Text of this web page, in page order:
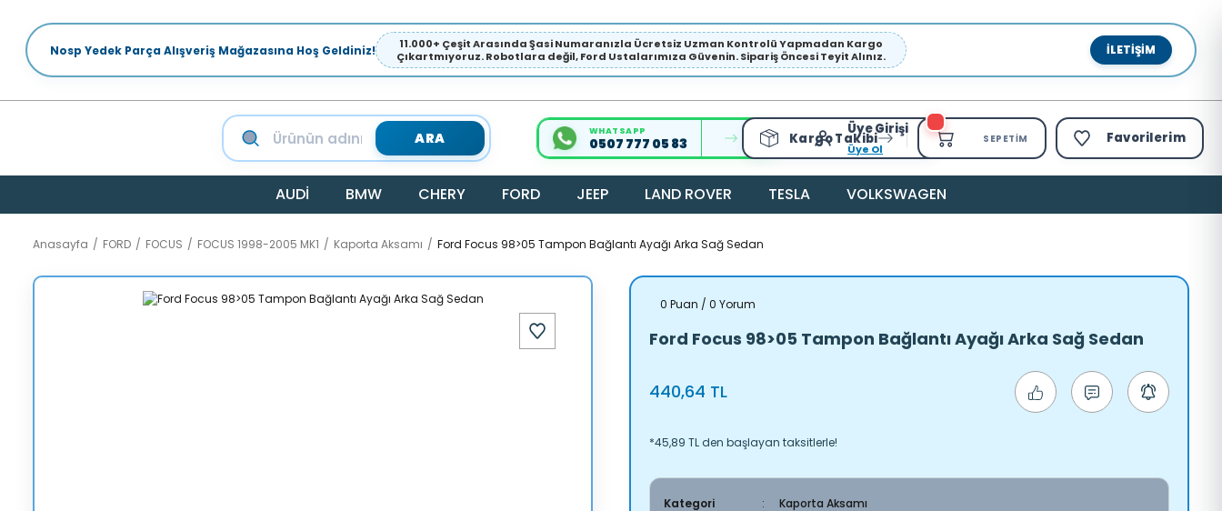
Nosp Yedek Parça Alışveriş Mağazasına Hoş Geldiniz!
11.000+ Çeşit Arasında Şasi Numaranızla Ücretsiz Uzman Kontrolü Yapmadan Kargo
Çıkartmıyoruz. Robotlara değil, Ford Ustalarımıza Güvenin. Sipariş Öncesi Teyit Alınız.
İLETIŞIM
ARA WHATSAPP
0507 777 05 83 Kargo Takibi
Üye Girişi
Üye Ol
SEPETIM Favorilerim
AUDİ BMW CHERY FORD JEEP LAND ROVER TESLA VOLKSWAGEN
Anasayfa FORD FOCUS FOCUS 1998-2005 MK1 Kaporta Aksamı Ford Focus 98>05 Tampon Bağlantı Ayağı Arka Sağ Sedan
0 Puan / 0 Yorum
Ford Focus 98>05 Tampon Bağlantı Ayağı Arka Sağ Sedan
440,64 TL
*45,89 TL den başlayan taksitlerle!
Kategori
Kaporta Aksamı